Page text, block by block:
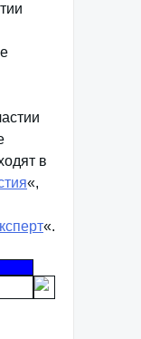
в
«,
«.